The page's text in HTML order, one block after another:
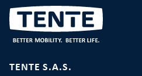
TENTE S.A.S.